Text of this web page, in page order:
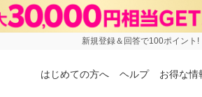
新規登録＆回答で100ポイント!
はじめての方へ ヘルプ お得な情